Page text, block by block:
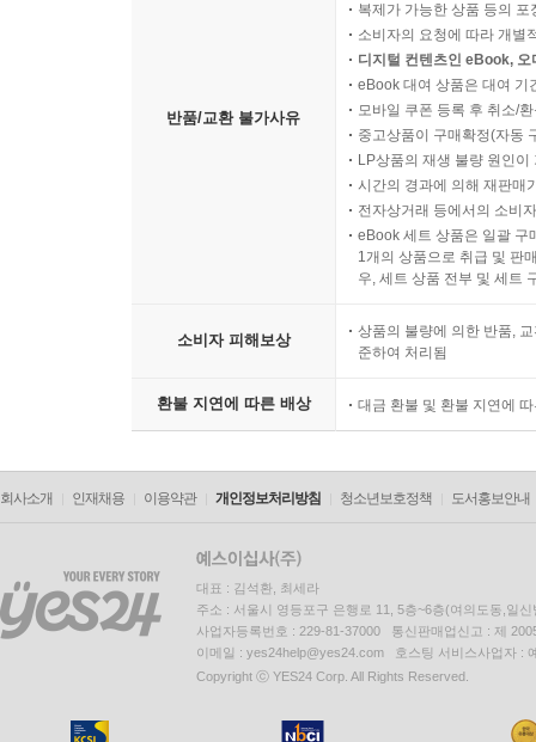
반품/교환 불가사유
복제가 가능한 상품 등의
소비자의 요청에 따라 개별
디지털 컨텐츠인 eBook,
eBook 대여 상품은 대여 기
모바일 쿠폰 등록 후 취소/
중고상품이 구매확정(자동
LP상품의 재생 불량 원인
시간의 경과에 의해 재판매
전자상거래 등에서의 소비
eBook 세트 상품은 일괄 구
1개의 상품으로 취급 및 판
우, 세트 상품 전부 및 세트
소비자 피해보상
상품의 불량에 의한 반품,
준하여 처리됨
환불 지연에 따른 배상 대금 환불 및 환불 지연에
회사소개 인재채용 이용약관 개인정보처리방침 청소년보호정책 도서홍보안내
대표 : 김석환, 최세라
주소 : 서울시 영등포구 은행로 11, 5층~6층(여의도동,일신
사업자등록번호 : 229-81-37000 통신판매업신고 : 제
이메일 : yes24help@yes24.com 호스팅 서비스사업자 :
Copyright ⓒ YES24 Corp. All Rights Reserved.